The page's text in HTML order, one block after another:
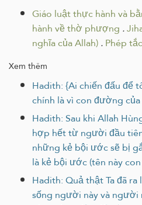
Giáo luật thực hành và
hành về thờ phượng .
nghĩa của Allah).Phép
Xem thêm
Hadith: {Ai chiến đấu để
chính là vì con đường
Hadith: Sau khi Allah
hợp hết từ người đầu
những kẻ bội ước sẽ bị
là kẻ bội ước (tên này
Hadith: Quả thật Ta đã
sống người này và